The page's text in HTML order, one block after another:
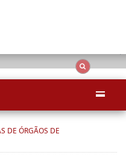
DE ÓRGÃOS DE